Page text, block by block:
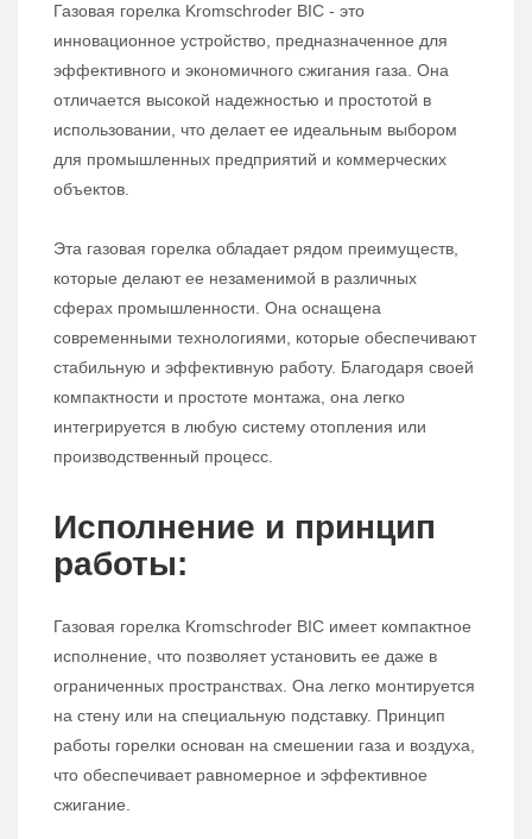
Газовая горелка Kromschroder BIC - это
инновационное устройство, предназначенное для
эффективного и экономичного сжигания газа. Она
отличается высокой надежностью и простотой в
использовании, что делает ее идеальным выбором
для промышленных предприятий и коммерческих
объектов.
Эта газовая горелка обладает рядом преимуществ,
которые делают ее незаменимой в различных
сферах промышленности. Она оснащена
современными технологиями, которые обеспечивают
стабильную и эффективную работу. Благодаря своей
компактности и простоте монтажа, она легко
интегрируется в любую систему отопления или
производственный процесс.
Исполнение и принцип
работы:
Газовая горелка Kromschroder BIC имеет компактное
исполнение, что позволяет установить ее даже в
ограниченных пространствах. Она легко монтируется
на стену или на специальную подставку. Принцип
работы горелки основан на смешении газа и воздуха,
что обеспечивает равномерное и эффективное
сжигание.